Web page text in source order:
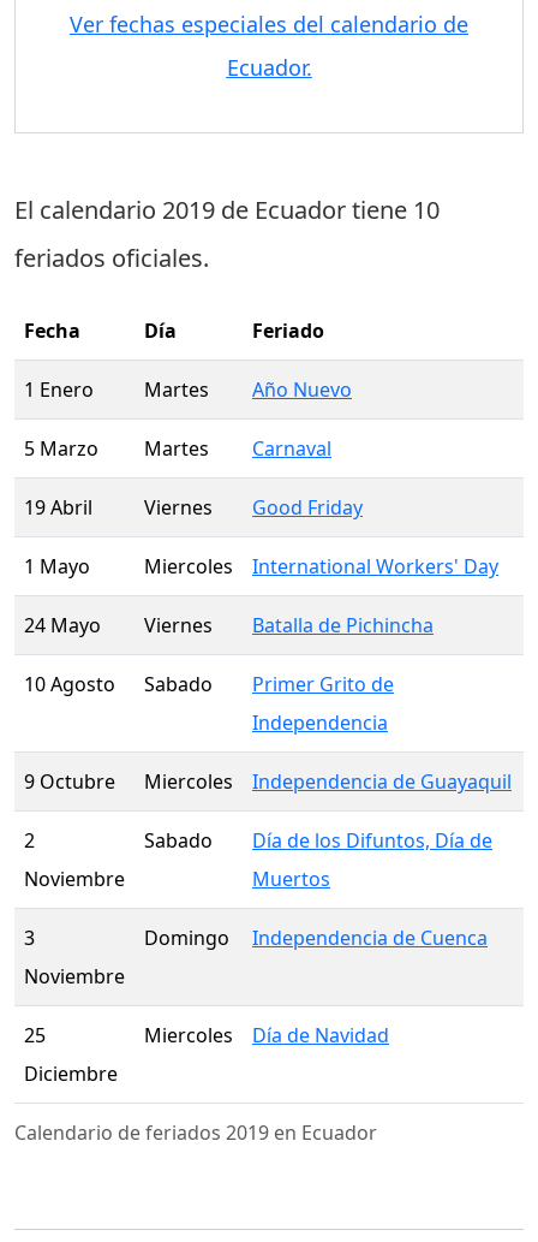
Ver fechas especiales del calendario de
Ecuador.
El calendario 2019 de Ecuador tiene 10
feriados oficiales.
Calendario de feriados 2019 en Ecuador
Fecha Día Feriado
1 Enero Martes Año Nuevo
5 Marzo Martes Carnaval
19 Abril Viernes Good Friday
1 Mayo Miercoles International Workers' Day
24 Mayo Viernes Batalla de Pichincha
10 Agosto Sabado
Primer Grito de
Independencia
9 Octubre Miercoles Independencia de Guayaquil
2
Noviembre
Sabado
Día de los Difuntos, Día de
Muertos
3
Noviembre
Domingo Independencia de Cuenca
25
Diciembre
Miercoles Día de Navidad